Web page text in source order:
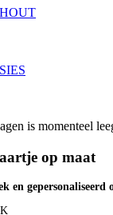
is momenteel
op maat
en